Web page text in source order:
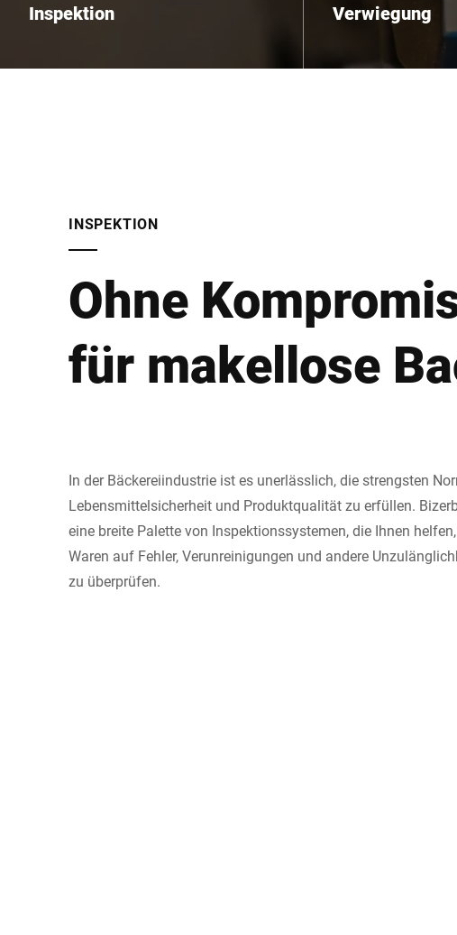
Inspektion Verwiegung
INSPEKTION
Ohne
für makellose
In der Bäckereiindustrie ist es unerlässlich, die strengsten
Lebensmittelsicherheit und Produktqualität zu erfüllen.
eine breite Palette von Inspektionssystemen, die Ihnen
Waren auf Fehler, Verunreinigungen und andere
zu überprüfen.